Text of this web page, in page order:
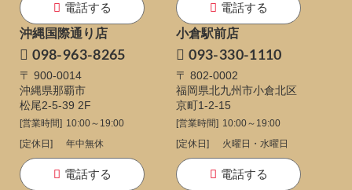
電話する
電話する
沖縄国際通り店
098-963-8265
〒 900-0014
沖縄県那覇市
松尾2-5-39 2F
[営業時間] 10:00～19:00
[定休日]
年中無休
電話する
小倉駅前店
093-330-1110
〒 802-0002
福岡県北九州市小倉北区
京町1-2-15
[営業時間] 10:00～19:00
[定休日]
火曜日・水曜日
電話する